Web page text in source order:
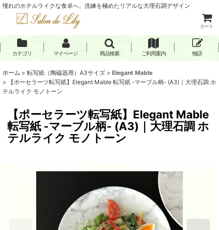
憧れのホテルライクな食卓へ。洗練を極めたリアルな大理石調デザイン
カート
カテゴリ マイページ 商品検索 ご利用案内 物語
ホーム > 転写紙（陶磁器用）A3サイズ > Elegant Mable
>
【ポーセラーツ転写紙】Elegant Mable 転写紙 -マーブル柄- (A3)｜大理石調 ホ
テルライク モノトーン
【ポーセラーツ転写紙】Elegant Mable
転写紙 -マーブル柄- (A3)｜大理石調 ホ
テルライク モノトーン